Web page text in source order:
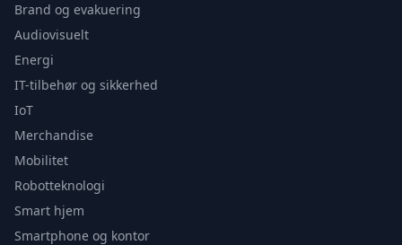
Brand og evakuering
Audiovisuelt
Energi
IT-tilbehør og sikkerhed
IoT
Merchandise
Mobilitet
Robotteknologi
Smart hjem
Smartphone og kontor